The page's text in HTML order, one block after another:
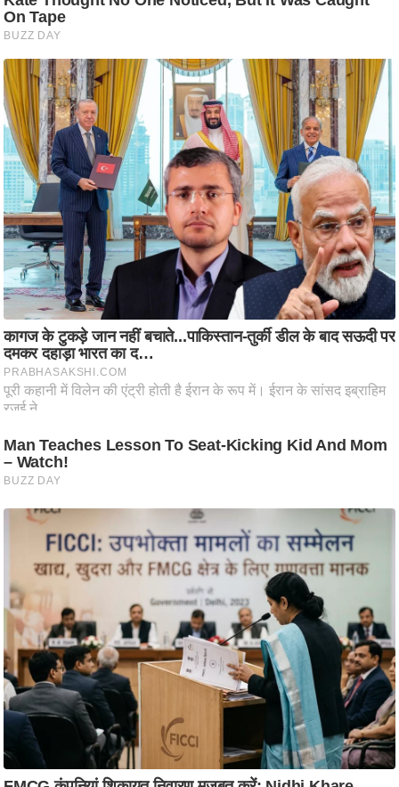
आ
र
.
आ
ई
.
चा
य
प
र
स
मी
क्षा
ध
र्म
ज्यो
ति
प्र
भु
हि
ध
र्म
स्थ
ल
व्र
त
त्यो
र